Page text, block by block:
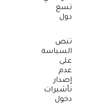
تسع
دول
تنص
السياسة
على
عدم
إصدار
تأشيرات
دخول